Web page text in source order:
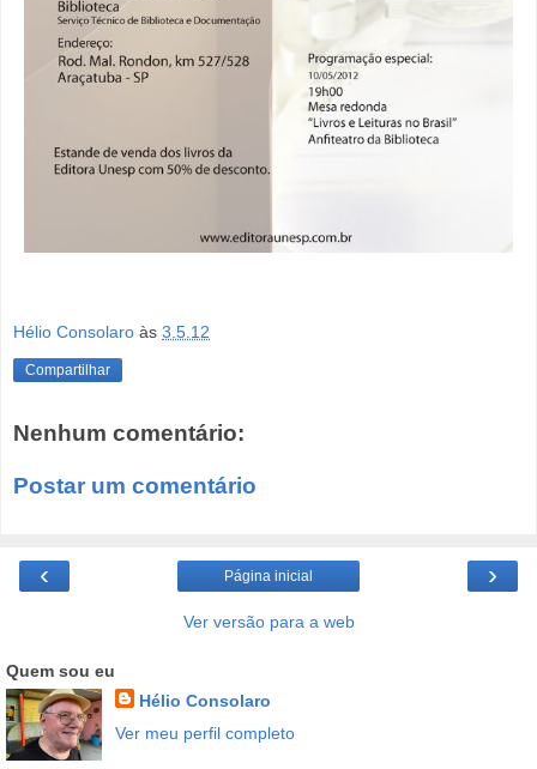
Hélio Consolaro às 3.5.12
Compartilhar
Nenhum comentário:
Postar um comentário
‹ ›
Página inicial
Ver versão para a web
Quem sou eu
Hélio Consolaro
Ver meu perfil completo